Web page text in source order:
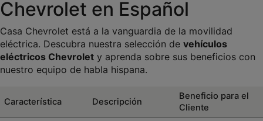
Chevrolet en Español
Casa Chevrolet está a la vanguardia de la movilidad
eléctrica. Descubra nuestra selección de vehículos
eléctricos Chevrolet y aprenda sobre sus beneficios con
nuestro equipo de habla hispana.
Característica Descripción
Beneficio para el
Cliente